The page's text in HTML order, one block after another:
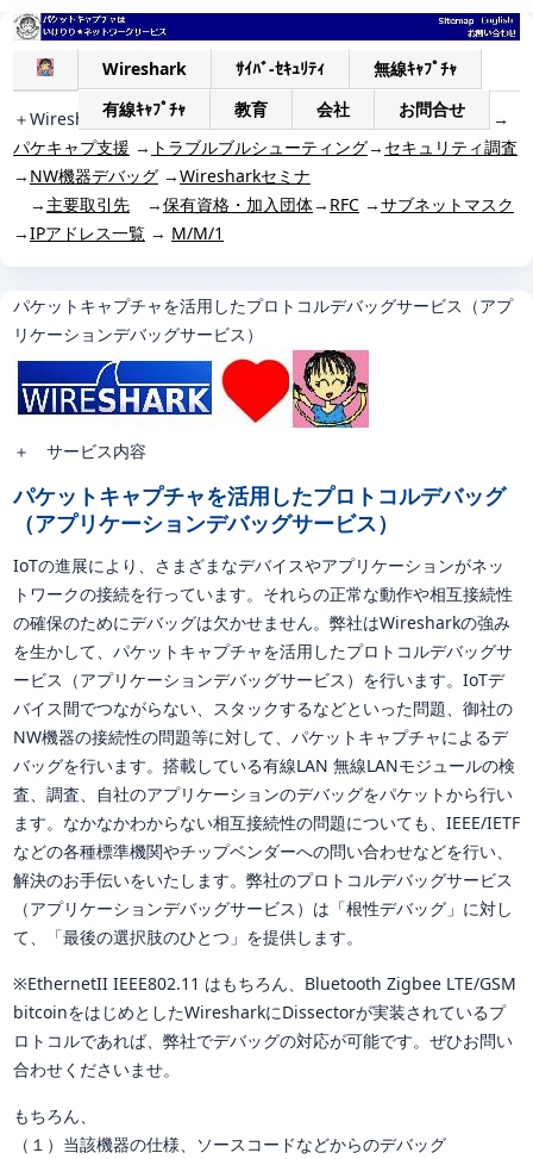
Wireshark ｻｲﾊﾞ-ｾｷｭﾘﾃｨ
無線ｷｬﾌﾟﾁｬ
有線ｷｬﾌﾟﾁｬ
教育 会社 お問合せ
＋Wiresharkサービス一覧 →Wireshark認定アナリスト(WCA)
→
パケキャプ支援 → トラブルブルシューティング→ セキュリティ調査
→ NW機器デバッグ →Wiresharkセミナ
→ 主要取引先 →保有資格・加入団体→ RFC →サブネットマスク
→IPアドレス一覧 → M/M/1
パケットキャプチャを活用したプロトコルデバッグサービス（アプ
リケーションデバッグサービス）
＋ サービス内容
パケットキャプチャを活用したプロトコルデバッグ
（アプリケーションデバッグサービス）
IoTの進展により、さまざまなデバイスやアプリケーションがネッ
トワークの接続を行っています。それらの正常な動作や相互接続性
の確保のためにデバッグは欠かせません。弊社はWiresharkの強み
を生かして、パケットキャプチャを活用したプロトコルデバッグサ
ービス（アプリケーションデバッグサービス）を行います。IoTデ
バイス間でつながらない、スタックするなどといった問題、御社の
NW機器の接続性の問題等に対して、パケットキャプチャによるデ
バッグを行います。搭載している有線LAN 無線LANモジュールの検
査、調査、自社のアプリケーションのデバッグをパケットから行い
ます。なかなかわからない相互接続性の問題についても、IEEE/IETF
などの各種標準機関やチップベンダーへの問い合わせなどを行い、
解決のお手伝いをいたします。弊社のプロトコルデバッグサービス
（アプリケーションデバッグサービス）は「根性デバッグ」に対し
て、「最後の選択肢のひとつ」を提供します。
※EthernetII IEEE802.11 はもちろん、Bluetooth Zigbee LTE/GSM
bitcoinをはじめとしたWiresharkにDissectorが実装されているプ
ロトコルであれば、弊社でデバッグの対応が可能です。ぜひお問い
合わせくださいませ。
もちろん、
（１）当該機器の仕様、ソースコードなどからのデバッグ